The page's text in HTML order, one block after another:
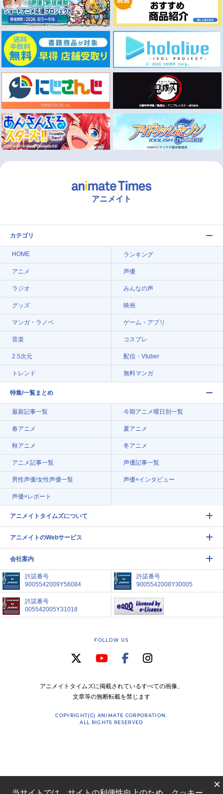
アニメイト
カテゴリ
HOME ランキング
アニメ 声優
ラジオ みんなの声
グッズ 映画
マンガ・ラノベ ゲーム・アプリ
音楽 コスプレ
2.5次元 配信・Vtuber
トレンド 無料マンガ
特集/一覧まとめ
最新記事一覧 今期アニメ曜日別一覧
春アニメ 夏アニメ
秋アニメ 冬アニメ
アニメ記事一覧 声優記事一覧
男性声優/女性声優一覧 声優×インタビュー
声優×レポート
アニメイトタイムズについて
アニメイトのWebサービス
会社案内
許諾番号
9005542009Y56084
許諾番号
9005542008Y30005
許諾番号
005542005Y31018
FOLLOW US
アニメイトタイムズに掲載されているすべての画像、
文章等の無断転載を禁じます
COPYRIGHT(C) ANIMATE CORPORATION.
ALL RIGHTS RESERVED
×